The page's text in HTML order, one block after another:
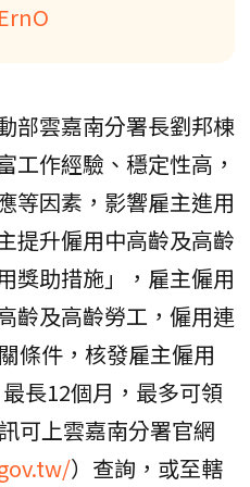
部雲嘉南分署長劉邦棟
工作經驗、穩定性高，
等因素，影響雇主進用
提升僱用中高齡及高齡
獎助措施」，雇主僱用
齡及高齡勞工，僱用連
條件，核發雇主僱用
長12個月，最多可領
可上雲嘉南分署官網
）查詢，或至轄